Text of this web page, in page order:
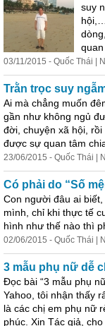
suy
03/11/2015 - Quốc Thái |
Trằn trọc suy
Ai mà chẳng muốn
gần như không ngủ
đời, chuyện xã hội,
được sự quan tâm
23/06/2015 - Quốc Thái |
Có phải do “Số
Con người đâu ai
mình, chỉ khi thực tế
hình như thế nào thì
02/06/2015 - Quốc Thái |
3 mẫu phụ nữ dễ
Đọc bài “3 mẫu phụ
Yahoo, tôi nhận thấy
là các chị em phụ nữ
phúc. Xin Tác giả,